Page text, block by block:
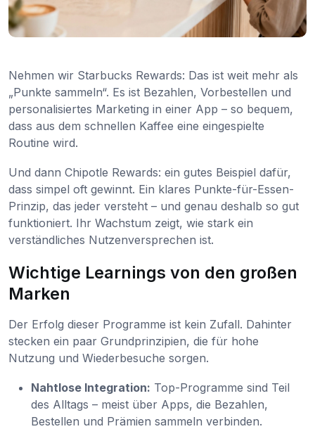
Nehmen wir Starbucks Rewards: Das ist weit mehr als
„Punkte sammeln“. Es ist Bezahlen, Vorbestellen und
personalisiertes Marketing in einer App – so bequem,
dass aus dem schnellen Kaffee eine eingespielte
Routine wird.
Und dann Chipotle Rewards: ein gutes Beispiel dafür,
dass simpel oft gewinnt. Ein klares Punkte-für-Essen-
Prinzip, das jeder versteht – und genau deshalb so gut
funktioniert. Ihr Wachstum zeigt, wie stark ein
verständliches Nutzenversprechen ist.
Wichtige Learnings von den großen
Marken
Der Erfolg dieser Programme ist kein Zufall. Dahinter
stecken ein paar Grundprinzipien, die für hohe
Nutzung und Wiederbesuche sorgen.
Nahtlose Integration: Top-Programme sind Teil
des Alltags – meist über Apps, die Bezahlen,
Bestellen und Prämien sammeln verbinden.